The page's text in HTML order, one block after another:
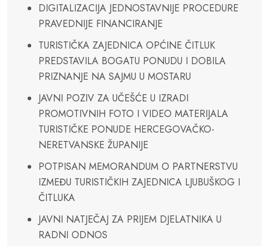
DIGITALIZACIJA JEDNOSTAVNIJE PROCEDURE
PRAVEDNIJE FINANCIRANJE
TURISTIČKA ZAJEDNICA OPĆINE ČITLUK
PREDSTAVILA BOGATU PONUDU I DOBILA
PRIZNANJE NA SAJMU U MOSTARU
JAVNI POZIV ZA UČEŠĆE U IZRADI
PROMOTIVNIH FOTO I VIDEO MATERIJALA
TURISTIČKE PONUDE HERCEGOVAČKO-
NERETVANSKE ŽUPANIJE
POTPISAN MEMORANDUM O PARTNERSTVU
IZMEĐU TURISTIČKIH ZAJEDNICA LJUBUŠKOG I
ČITLUKA
JAVNI NATJEČAJ ZA PRIJEM DJELATNIKA U
RADNI ODNOS